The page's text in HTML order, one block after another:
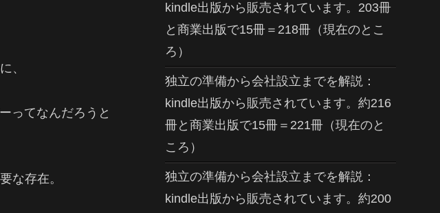
、
ってなんだろうと
な存在。
kindle出版から販売されています。203冊
と商業出版で15冊＝218冊（現在のとこ
ろ）
独立の準備から会社設立までを解説：
kindle出版から販売されています。約216
冊と商業出版で15冊＝221冊（現在のと
ころ）
独立の準備から会社設立までを解説：
kindle出版から販売されています。約200